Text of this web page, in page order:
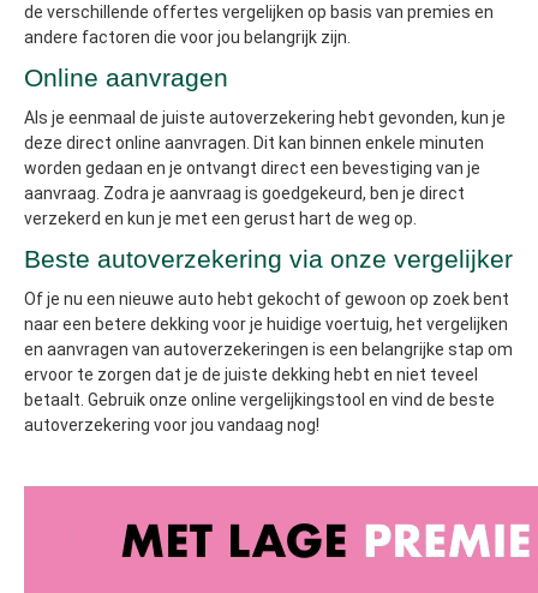
de verschillende offertes vergelijken op basis van premies en
andere factoren die voor jou belangrijk zijn.
Online aanvragen
Als je eenmaal de juiste autoverzekering hebt gevonden, kun je
deze direct online aanvragen. Dit kan binnen enkele minuten
worden gedaan en je ontvangt direct een bevestiging van je
aanvraag. Zodra je aanvraag is goedgekeurd, ben je direct
verzekerd en kun je met een gerust hart de weg op.
Beste autoverzekering via onze vergelijker
Of je nu een nieuwe auto hebt gekocht of gewoon op zoek bent
naar een betere dekking voor je huidige voertuig, het vergelijken
en aanvragen van autoverzekeringen is een belangrijke stap om
ervoor te zorgen dat je de juiste dekking hebt en niet teveel
betaalt. Gebruik onze online vergelijkingstool en vind de beste
autoverzekering voor jou vandaag nog!